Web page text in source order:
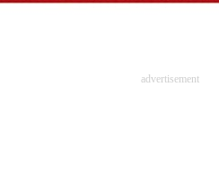
advertisement